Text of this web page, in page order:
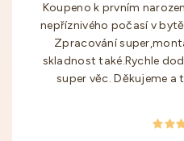
Koupeno k prvním
nepříznivého počasí v
Zpracování
skladnost také.Rychle
super věc. Děkujeme a